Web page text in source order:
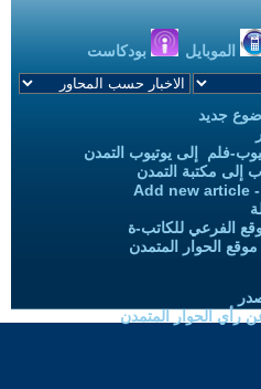
الموبايل بودكاست
جديد
فلم إلى يوتيوب التمدن
إلى مكتبة التمدن
Add new article
الفرعي للكاتب-ة
الحوار المتمدن
رأي الحوار المتمدن